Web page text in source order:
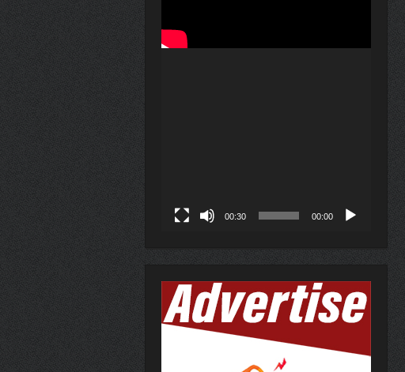
00:00
00:30